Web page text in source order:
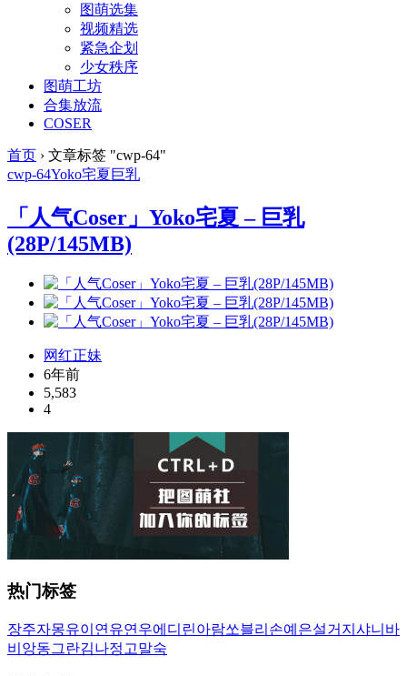
图萌选集
视频精选
紧急企划
少女秩序
图萌工坊
合集放流
COSER
首页 › 文章标签 "cwp-64"
cwp-64Yoko宅夏巨乳
「人气Coser」Yoko宅夏 – 巨乳
(28P/145MB)
网红正妹
6年前
5,583
4
热门标签
장주자몽유이 연유연우에디린아람쏘블리 손예은설거지 샤니 바
비앙동그란김나정 고말숙